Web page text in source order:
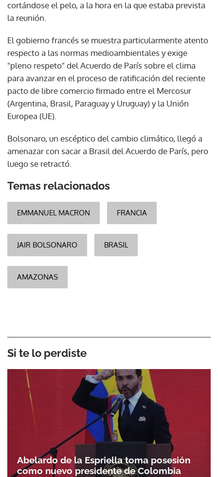
cortándose el pelo, a la hora en la que estaba prevista
la reunión.
El gobierno francés se muestra particularmente atento
respecto a las normas medioambientales y exige
"pleno respeto" del Acuerdo de París sobre el clima
para avanzar en el proceso de ratificación del reciente
pacto de libre comercio firmado entre el Mercosur
(Argentina, Brasil, Paraguay y Uruguay) y la Unión
Europea (UE).
Bolsonaro, un escéptico del cambio climático, llegó a
amenazar con sacar a Brasil del Acuerdo de París, pero
luego se retractó.
Temas relacionados
EMMANUEL MACRON FRANCIA
JAIR BOLSONARO BRASIL
AMAZONAS
Si te lo perdiste
Abelardo de la Espriella toma posesión
como nuevo presidente de Colombia